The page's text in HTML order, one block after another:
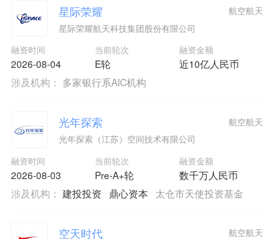
星际荣耀
星际荣耀航天科技集团股份有限公司
融资时间
2026-08-04
当前轮次
E轮
融资金额
近10亿人民币
航空航天
涉及机构： 多家银行系AIC机构
光年探索
光年探索（江苏）空间技术有限公司
融资时间
2026-08-03
当前轮次
Pre-A+轮
融资金额
数千万人民币
航空航天
涉及机构： 建投投资 鼎心资本 太仓市天使投资基金
空天时代 航空航天